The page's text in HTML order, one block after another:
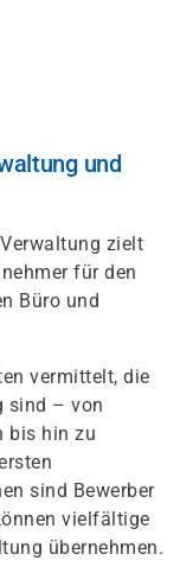
und
zielt
für den
Büro und
vermittelt, die
sind – von
bis hin zu
sind Bewerber
vielfältige
übernehmen.